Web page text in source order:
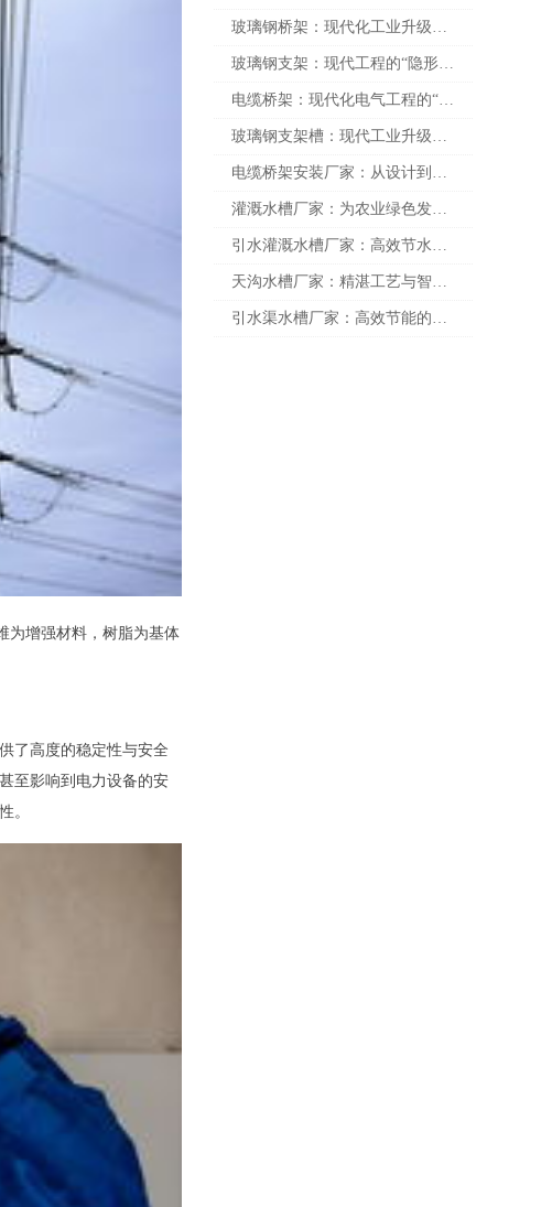
为增强材料，树脂为基体
了高度的稳定性与安全
至影响到电力设备的安
。
玻璃钢桥架：现代化工业升级的“隐形英雄”
玻璃钢支架：现代工程的“隐形力量”——轻量高强的未来之选
电缆桥架：现代化电气工程的“隐形守护者”
玻璃钢支架槽：现代工业升级的“隐形英雄”——从设计理念到实际应用的全面解析
电缆桥架安装厂家：从设计到施工的全流程优化之路
灌溉水槽厂家：为农业绿色发展注入永续能量
引水灌溉水槽厂家：高效节水智能化的未来之选
天沟水槽厂家：精湛工艺与智能化升级，为您打造“水利之王”
引水渠水槽厂家：高效节能的水资源解决方案之道